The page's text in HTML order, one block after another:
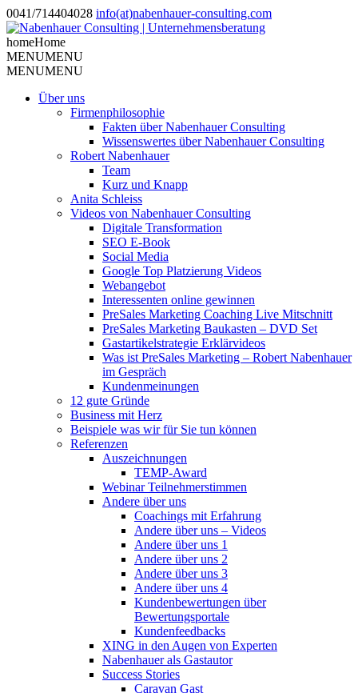
0041/714404028 info(at)nabenhauer-consulting.com
homeHome
MENUMENU
MENUMENU
Über uns
Firmenphilosophie
Fakten über Nabenhauer Consulting
Wissenswertes über Nabenhauer Consulting
Robert Nabenhauer
Team
Kurz und Knapp
Anita Schleiss
Videos von Nabenhauer Consulting
Digitale Transformation
SEO E-Book
Social Media
Google Top Platzierung Videos
Webangebot
Interessenten online gewinnen
PreSales Marketing Coaching Live Mitschnitt
PreSales Marketing Baukasten – DVD Set
Gastartikelstrategie Erklärvideos
Was ist PreSales Marketing – Robert Nabenhauer
im Gespräch
Kundenmeinungen
12 gute Gründe
Business mit Herz
Beispiele was wir für Sie tun können
Referenzen
Auszeichnungen
TEMP-Award
Webinar Teilnehmerstimmen
Andere über uns
Coachings mit Erfahrung
Andere über uns – Videos
Andere über uns 1
Andere über uns 2
Andere über uns 3
Andere über uns 4
Kundenbewertungen über
Bewertungsportale
Kundenfeedbacks
XING in den Augen von Experten
Nabenhauer als Gastautor
Success Stories
Caravan Gast